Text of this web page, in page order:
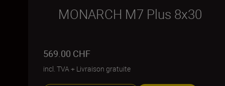
MONARCH M7 Plus 8x30
569.00 CHF
incl. TVA+ Livraison gratuite